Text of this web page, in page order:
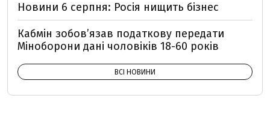
Новини 6 серпня: Росія нищить бізнес
Кабмін зобовʼязав податкову передати
Міноборони дані чоловіків 18-60 років
ВСІ НОВИНИ